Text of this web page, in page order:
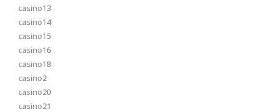
casino13
casino14
casino15
casino16
casino18
casino2
casino20
casino21